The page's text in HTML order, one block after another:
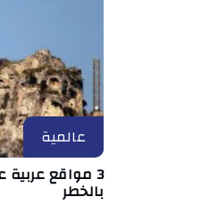
عالمية
3 مواقع
بالخطر